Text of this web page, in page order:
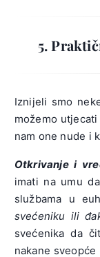
5.
Iznijeli smo
možemo
nam one nude i
Otkrivanje i
imati na umu
službama u
svećeniku ili
svećenika da
nakane sveopće